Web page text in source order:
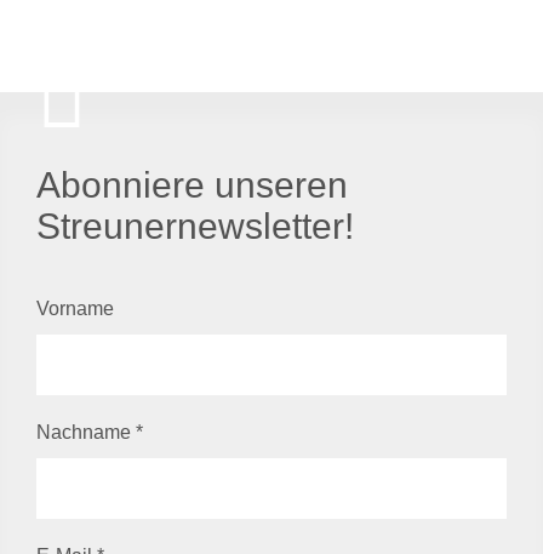
Abonniere unseren
Streunernewsletter!
Vorname
Nachname *